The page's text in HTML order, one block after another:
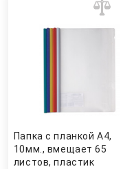
Папка с планкой А4,
10мм., вмещает 65
листов, пластик